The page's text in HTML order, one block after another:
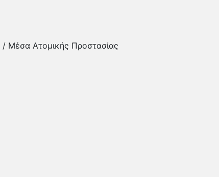
/ Μέσα Ατομικής Προστασίας